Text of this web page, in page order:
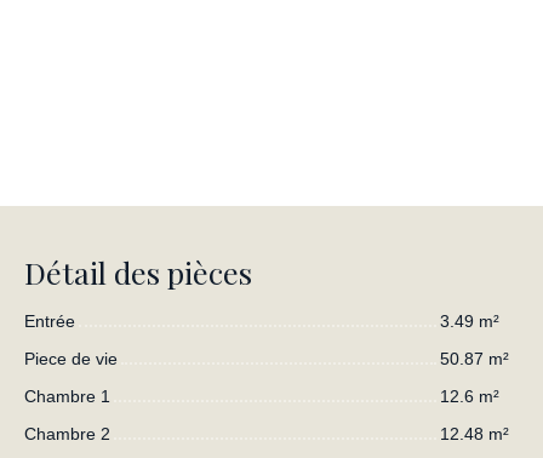
Détail des pièces
Entrée
3.49 m²
Piece de vie
50.87 m²
Chambre 1
12.6 m²
Chambre 2
12.48 m²